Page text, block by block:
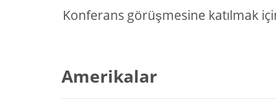
Konferans görüşmesine katılmak
Amerikalar